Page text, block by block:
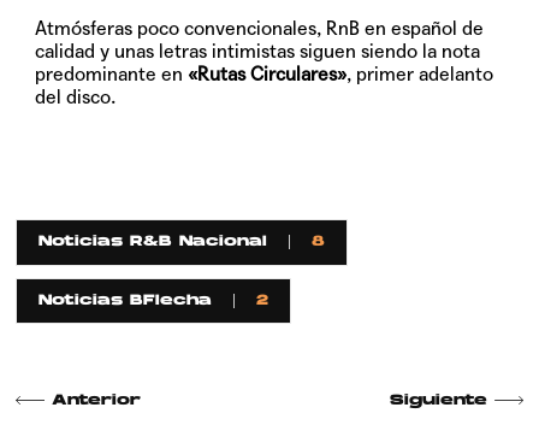
Atmósferas poco convencionales, RnB en español de
calidad y unas letras intimistas siguen siendo la nota
predominante en «Rutas Circulares», primer adelanto
del disco.
Noticias R&B Nacional 8
Noticias BFlecha 2
Anterior Siguiente